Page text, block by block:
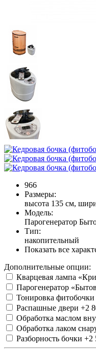
966
Размеры:
высота 135 см,
Модель:
Парогенератор
Тип:
накопительный
Показать все
Дополнительные опции:
Кварцевая лампа
Парогенератор
Тонировка фитобочки
Распашные двери +2
Обработка маслом
Обработка лаком
Разборность бочки +2